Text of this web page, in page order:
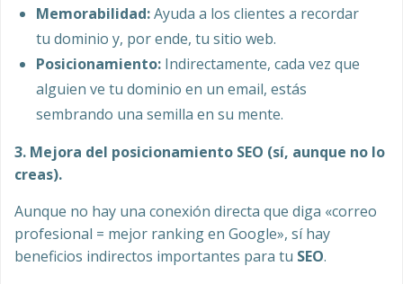
Memorabilidad:Ayuda a los clientes a recordar
tu dominio y, por ende, tu sitio web.
Posicionamiento: Indirectamente, cada vez que
alguien ve tu dominio en un email, estás
sembrando una semilla en su mente.
3. Mejora del posicionamiento SEO (sí, aunque no lo
creas).
Aunque no hay una conexión directa que diga «correo
profesional = mejor ranking en Google», sí hay
beneficios indirectos importantes para tu SEO.